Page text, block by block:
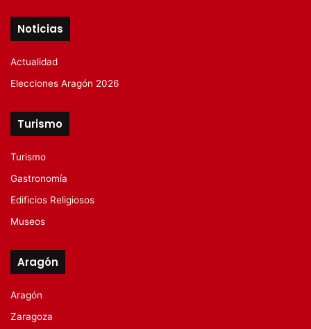
Noticias
Actualidad
Elecciones Aragón 2026
Turismo
Turismo
Gastronomía
Edificios Religiosos
Museos
Aragón
Aragón
Zaragoza